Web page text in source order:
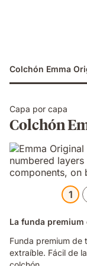
Colchón Emma
Capa por capa
Colchón
1
La funda
Funda premium de
extraíble. Fácil de